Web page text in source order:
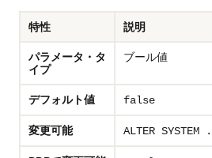
特性
説明
パラメータ・タ
イプ
ブール値
デフォルト値 false
変更可能 ALTER SYSTEM